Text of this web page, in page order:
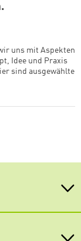
uns mit Aspekten
Idee und Praxis
sind ausgewählte